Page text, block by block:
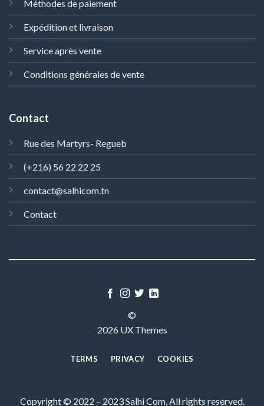
Méthodes de paiement
Expédition et livraison
Service après vente
Conditions générales de vente
Contact
Rue des Martyrs- Regueb
(+216) 56 22 22 25
contact@salhicom.tn
Contact
©
2026 UX Themes
TERMS PRIVACY COOKIES
Copyright © 2022 – 2023 Salhi Com, All rights reserved.